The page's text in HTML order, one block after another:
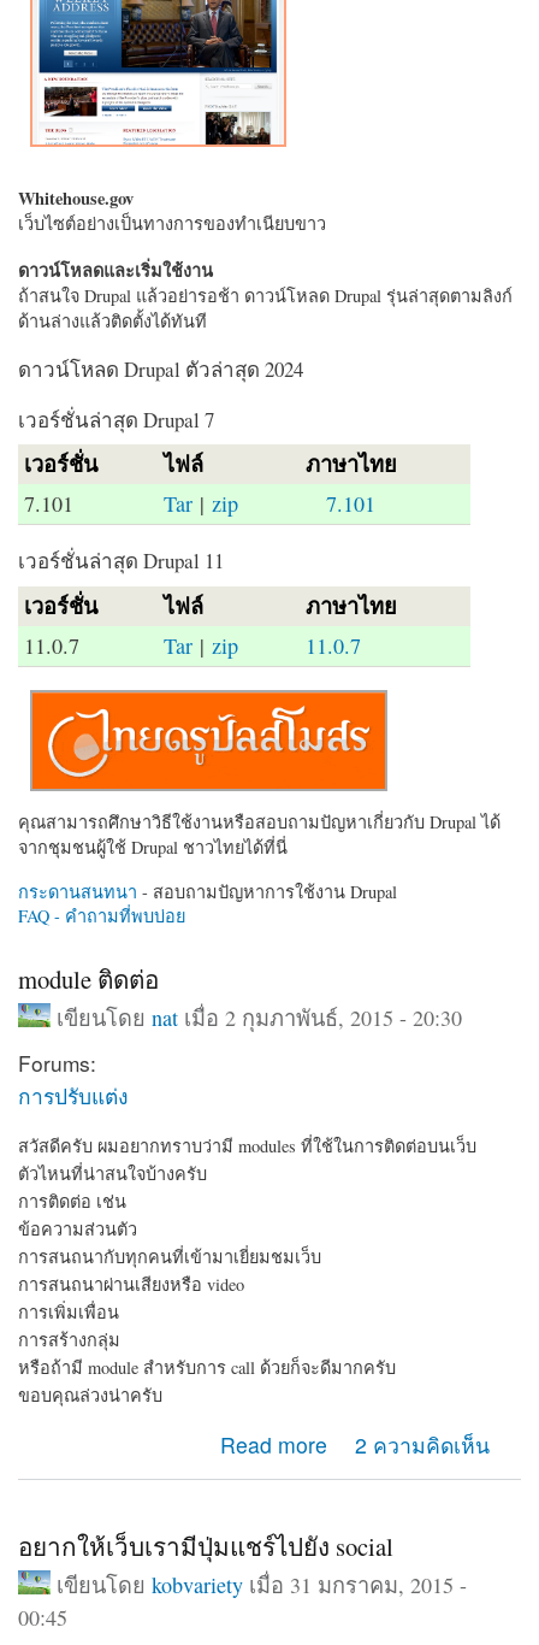
Whitehouse.gov
เว็บไซต์อย่างเป็นทางการของทำเนียบขาว
ดาวน์โหลดและเริ่มใช้งาน
ถ้าสนใจ Drupal แล้วอย่ารอช้า ดาวน์โหลด Drupal รุ่นล่าสุดตามลิงก์
ด้านล่างแล้วติดตั้งได้ทันที
ดาวน์โหลด Drupal ตัวล่าสุด 2024
เวอร์ชั่นล่าสุด Drupal 7
เวอร์ชั่น ไฟล์ ภาษาไทย
7.101 Tar |zip 7.101
เวอร์ชั่นล่าสุด Drupal 11
เวอร์ชั่น ไฟล์ ภาษาไทย
11.0.7 Tar | zip 11.0.7
คุณสามารถศึกษาวิธีใช้งานหรือสอบถามปัญหาเกี่ยวกับ Drupal ได้
จากชุมชนผู้ใช้ Drupal ชาวไทยได้ที่นี่
กระดานสนทนา - สอบถามปัญหาการใช้งาน Drupal
FAQ - คำถามที่พบบ่อย
module ติดต่อ
เขียนโดย natเมื่อ 2 กุมภาพันธ์, 2015 - 20:30
Forums:
การปรับแต่ง
สวัสดีครับ ผมอยากทราบว่ามี modules ที่ใช้ในการติดต่อบนเว็บ
ตัวไหนที่น่าสนใจบ้างครับ
การติดต่อ เช่น
ข้อความส่วนตัว
การสนถนากับทุกคนที่เข้ามาเยี่ยมชมเว็บ
การสนถนาผ่านเสียงหรือ video
การเพิ่มเพื่อน
การสร้างกลุ่ม
หรือถ้ามี module สำหรับการ call ด้วยก็จะดีมากครับ
ขอบคุณล่วงน่าครับ
Read more 2 ความคิดเห็น
อยากให้เว็บเรามีปุ่มแชร์ไปยัง social
เขียนโดย kobvarietyเมื่อ 31 มกราคม, 2015 -
00:45